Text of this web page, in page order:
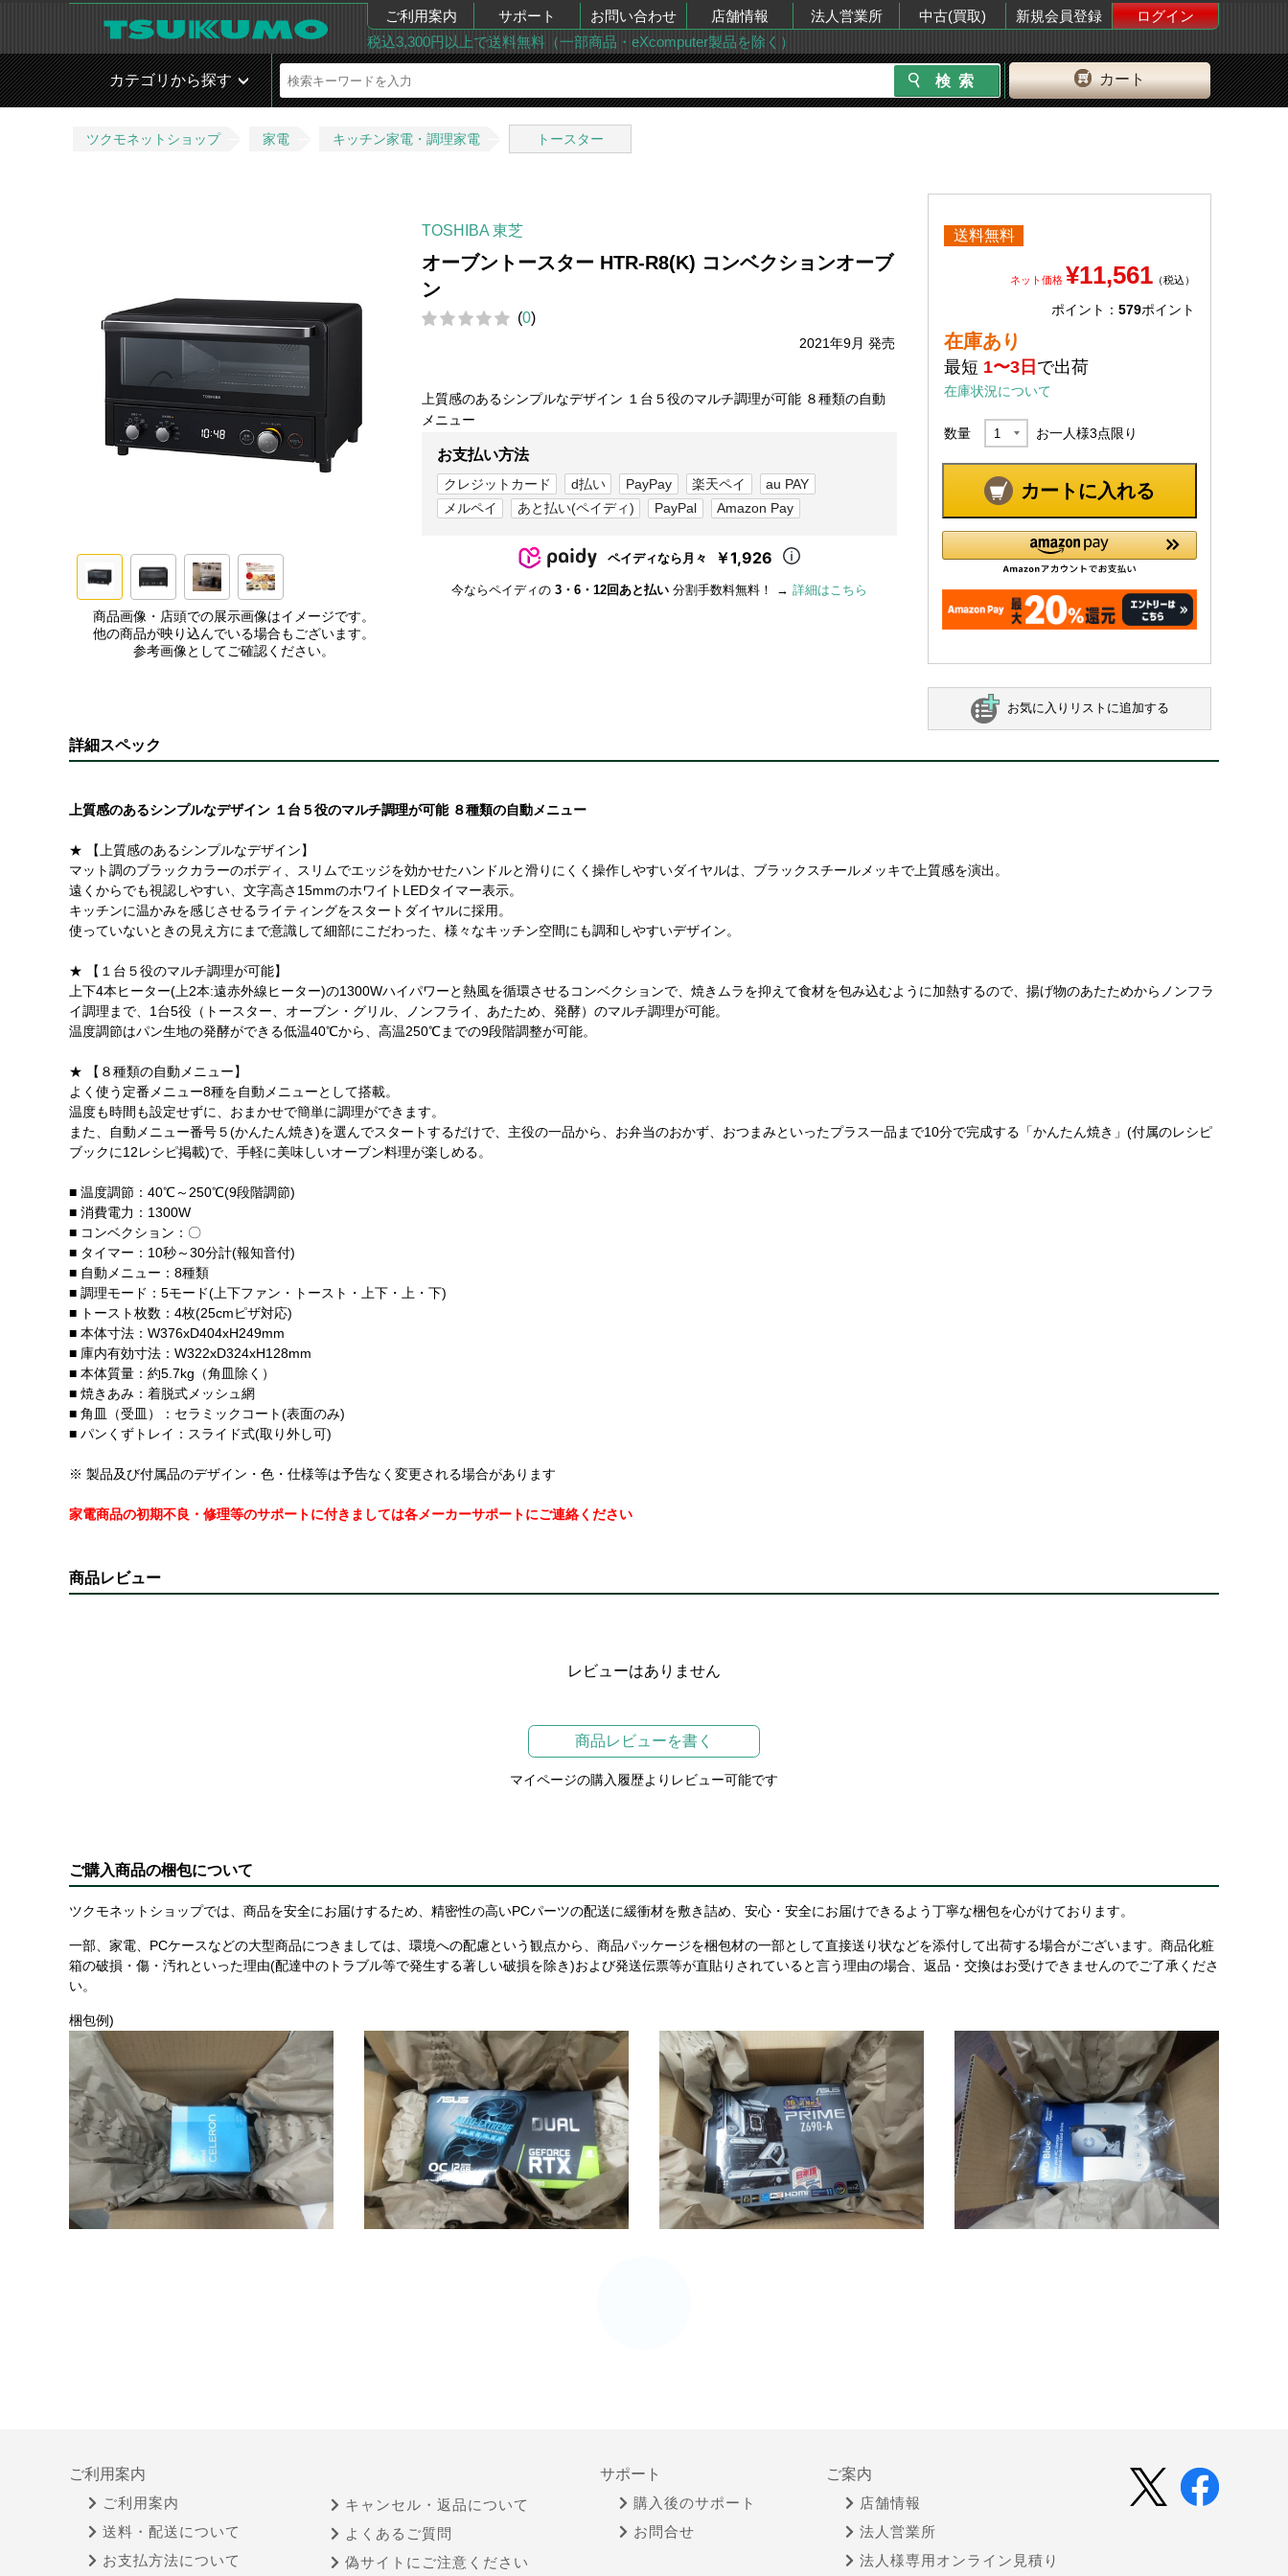
ご利用案内 サポート お問い合わせ 店舗情報 法人営業所 中古(買取) 新規会員登録
ログイン
税込3,300円以上で送料無料（一部商品・eXcomputer製品を除く）
カート
カテゴリから探す
ツクモネットショップ 家電 キッチン家電・調理家電 トースター
商品画像・店頭での展示画像はイメージです。
他の商品が映り込んでいる場合もございます。
参考画像としてご確認ください。
TOSHIBA 東芝
オーブントースター HTR-R8(K) コンベクションオーブ
ン
(0)
2021年9月 発売
上質感のあるシンプルなデザイン １台５役のマルチ調理が可能 ８種類の自動
メニュー
お支払い方法
クレジットカード d払い PayPay 楽天ペイ
au PAY
メルペイ
あと払い(ペイディ) PayPal Amazon Pay
ペイディなら月々 ￥1,926
今ならペイディの 3・6・12回あと払い 分割手数料無料！ → 詳細はこちら
送料無料
ネット価格 ¥11,561 （税込）
ポイント： 579ポイント
在庫あり
最短 1〜3日 で出荷
在庫状況について
数量 お一人様3点限り
カートに入れる
お気に入りリストに追加する
詳細スペック
上質感のあるシンプルなデザイン １台５役のマルチ調理が可能 ８種類の自動メニュー
★ 【上質感のあるシンプルなデザイン】
マット調のブラックカラーのボディ、スリムでエッジを効かせたハンドルと滑りにくく操作しやすいダイヤルは、ブラックスチールメッキで上質感を演出。
遠くからでも視認しやすい、文字高さ15mmのホワイトLEDタイマー表示。
キッチンに温かみを感じさせるライティングをスタートダイヤルに採用。
使っていないときの見え方にまで意識して細部にこだわった、様々なキッチン空間にも調和しやすいデザイン。
★ 【１台５役のマルチ調理が可能】
上下4本ヒーター(上2本:遠赤外線ヒーター)の1300Wハイパワーと熱風を循環させるコンベクションで、焼きムラを抑えて食材を包み込むように加熱するので、揚げ物のあたためからノンフラ
イ調理まで、1台5役（トースター、オーブン・グリル、ノンフライ、あたため、発酵）のマルチ調理が可能。
温度調節はパン生地の発酵ができる低温40℃から、高温250℃までの9段階調整が可能。
★ 【８種類の自動メニュー】
よく使う定番メニュー8種を自動メニューとして搭載。
温度も時間も設定せずに、おまかせで簡単に調理ができます。
また、自動メニュー番号５(かんたん焼き)を選んでスタートするだけで、主役の一品から、お弁当のおかず、おつまみといったプラス一品まで10分で完成する「かんたん焼き」(付属のレシピ
ブックに12レシピ掲載)で、手軽に美味しいオーブン料理が楽しめる。
■ 温度調節：40℃～250℃(9段階調節)
■ 消費電力：1300W
■ コンベクション：〇
■ タイマー：10秒～30分計(報知音付)
■ 自動メニュー：8種類
■ 調理モード：5モード(上下ファン・トースト・上下・上・下)
■ トースト枚数：4枚(25cmピザ対応)
■ 本体寸法：W376xD404xH249mm
■ 庫内有効寸法：W322xD324xH128mm
■ 本体質量：約5.7kg（角皿除く）
■ 焼きあみ：着脱式メッシュ網
■ 角皿（受皿）：セラミックコート(表面のみ)
■ パンくずトレイ：スライド式(取り外し可)
※ 製品及び付属品のデザイン・色・仕様等は予告なく変更される場合があります
家電商品の初期不良・修理等のサポートに付きましては各メーカーサポートにご連絡ください
商品レビュー
レビューはありません
商品レビューを書く
マイページの購入履歴よりレビュー可能です
ご購入商品の梱包について
ツクモネットショップでは、商品を安全にお届けするため、精密性の高いPCパーツの配送に緩衝材を敷き詰め、安心・安全にお届けできるよう丁寧な梱包を心がけております。
一部、家電、PCケースなどの大型商品につきましては、環境への配慮という観点から、商品パッケージを梱包材の一部として直接送り状などを添付して出荷する場合がございます。商品化粧
箱の破損・傷・汚れといった理由(配達中のトラブル等で発生する著しい破損を除き)および発送伝票等が直貼りされていると言う理由の場合、返品・交換はお受けできませんのでご了承くださ
い。
梱包例)
ご利用案内
ご利用案内
送料・配送について
お支払方法について
キャンセル・返品について
よくあるご質問
偽サイトにご注意ください
サポート
購入後のサポート
お問合せ
ご案内
店舗情報
法人営業所
法人様専用オンライン見積り